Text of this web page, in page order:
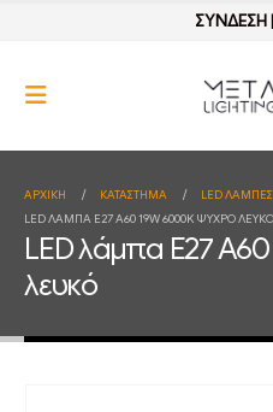
ΣΥΝΔΕΣΗ|
ΑΡΧΙΚΉ ΚΑΤΆΣΤΗΜΑ LED ΛΑΜΠΕΣ
LED ΛΆΜΠΑ E27 A60 19W 6000K ΨΥΧΡΌ ΛΕΥΚΌ
LED λάμπα E27
λευκό